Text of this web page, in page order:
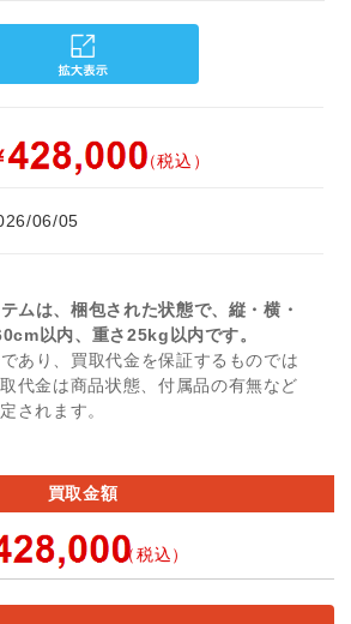
（税込）
06/05
ムは、梱包された状態で、縦・横・
以内、重さ25kg以内です。
あり、買取代金を保証するものでは
代金は商品状態、付属品の有無など
されます。
買取金額
（税込）